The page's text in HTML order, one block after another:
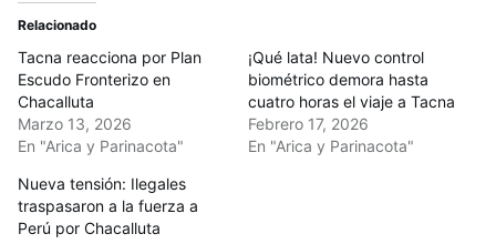
Relacionado
Tacna reacciona por Plan
Escudo Fronterizo en
Chacalluta
Marzo 13, 2026
En "Arica y Parinacota"
¡Qué lata! Nuevo control
biométrico demora hasta
cuatro horas el viaje a Tacna
Febrero 17, 2026
En "Arica y Parinacota"
Nueva tensión: Ilegales
traspasaron a la fuerza a
Perú por Chacalluta